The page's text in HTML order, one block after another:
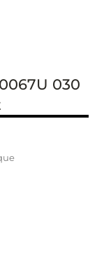
030